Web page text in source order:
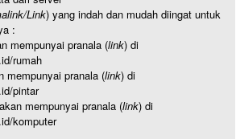
Link) yang indah dan mudah diingat untuk
:
mempunyai pranala (link) di
rumah
mempunyai pranala (link) di
pintar
mempunyai pranala (link) di
komputer